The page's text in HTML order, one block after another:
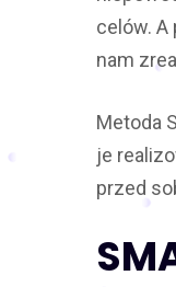
celów. A
nam
Metoda
je
przed